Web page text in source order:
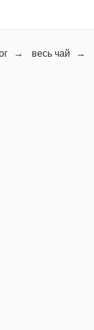
→ весь чай →